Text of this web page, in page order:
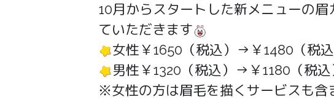
10月からスタートした新メニューの
ていただきます
女性￥1650（税込）→￥1480（税込
男性￥1320（税込）→￥1180（税込
※女性の方は眉毛を描くサービスも含